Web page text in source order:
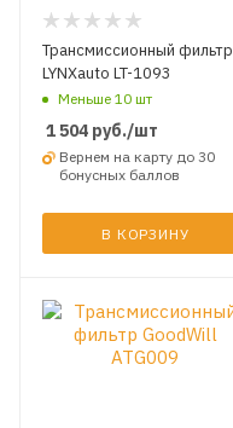
Трансмиссионный фильтр
LYNXauto LT-1093
Меньше 10 шт
1 504 руб./шт
Вернем на карту до 30
бонусных баллов
В КОРЗИНУ